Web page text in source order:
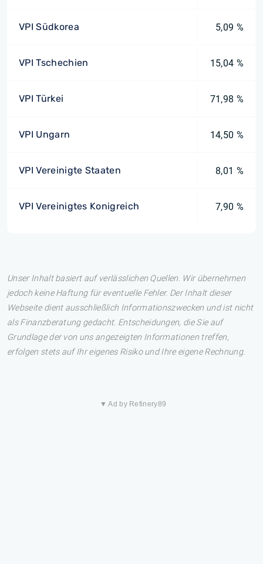
VPI Südkorea 5,09 %
VPI Tschechien 15,04 %
VPI Türkei 71,98 %
VPI Ungarn 14,50 %
VPI Vereinigte Staaten 8,01 %
VPI Vereinigtes Konigreich 7,90 %
Unser Inhalt basiert auf verlässlichen Quellen. Wir übernehmen
jedoch keine Haftung für eventuelle Fehler. Der Inhalt dieser
Webseite dient ausschließlich Informationszwecken und ist nicht
als Finanzberatung gedacht. Entscheidungen, die Sie auf
Grundlage der von uns angezeigten Informationen treffen,
erfolgen stets auf Ihr eigenes Risiko und Ihre eigene Rechnung.
▼ Ad by Refinery89